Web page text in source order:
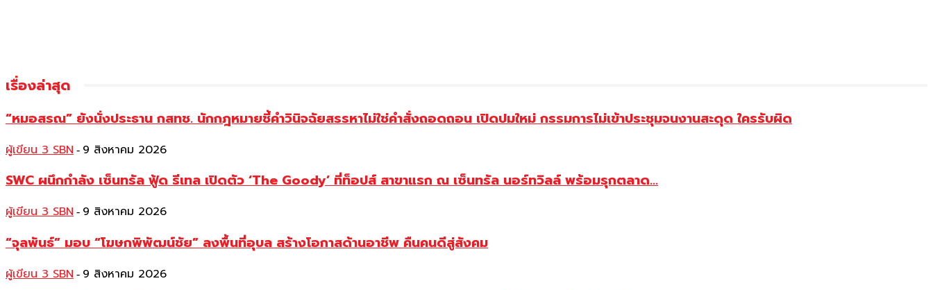
เรื่องล่าสุด
“หมอสรณ” ยังนั่งประธาน กสทช. นักกฎหมายชี้คำวินิจฉัยสรรหาไม่ใช่คำสั่งถอดถอน เปิดปมใหม่ กรรมการไม่เข้าประชุมจนงานสะดุด ใครรับผิด
ผู้เขียน 3 SBN - 9 สิงหาคม 2026
SWC ผนึกกำลัง เซ็นทรัล ฟู้ด รีเทล เปิดตัว ‘The Goody’ ที่ท็อปส์ สาขาแรก ณ เซ็นทรัล นอร์ทวิลล์ พร้อมรุกตลาด...
ผู้เขียน 3 SBN - 9 สิงหาคม 2026
“จุลพันธ์” มอบ “โฆษกพิพัฒน์ชัย” ลงพื้นที่อุบล สร้างโอกาสด้านอาชีพ คืนคนดีสู่สังคม
ผู้เขียน 3 SBN - 9 สิงหาคม 2026